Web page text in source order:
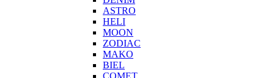
ASTRO
HELI
MOON
ZODIAC
MAKO
BIEL
COMET